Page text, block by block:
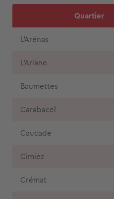
Quartier
L'Arénas
L'Ariane
Baumettes
Carabacel
Caucade
Cimiez
Crémat